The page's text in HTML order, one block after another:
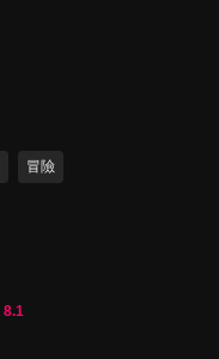
冒險
8.1